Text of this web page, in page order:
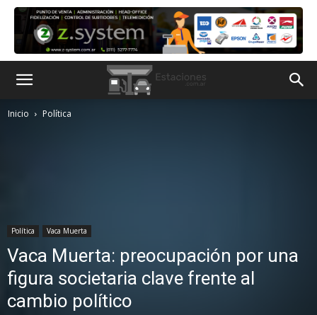
Inicio Política
Política Vaca Muerta
Vaca Muerta: preocupación por una
figura societaria clave frente al
cambio político